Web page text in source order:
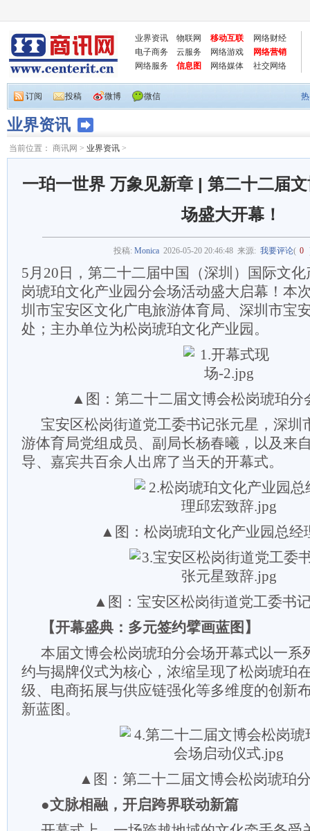
业界资讯 物联网 移动互联
网络财经
电子商务
云服务 网络游戏
网络营销
网络服务
信息图 网络媒体 社交网络
订阅 投稿 微博 微信
业界资讯
当前位置： 商讯网 > 业界资讯 >
一珀一世界 万象见新章 | 第二十二届
场盛大开幕！
投稿: Monica 2026-05-20 20:46:48来源: 我要评论( 0
5月20日，第二十二届中国（深圳）国际文
岗琥珀文化产业园分会场活动盛大启幕！本
圳市宝安区文化广电旅游体育局、深圳市宝
处；主办单位为松岗琥珀文化产业园。
▲图：第二十二届文博会松岗琥珀分
宝安区松岗街道党工委书记张元星，深圳
游体育局党组成员、副局长杨春曦，以及来
导、嘉宾共百余人出席了当天的开幕式。
▲图：松岗琥珀文化产业园总经
▲图：宝安区松岗街道党工委书
【开幕盛典：多元签约擘画蓝图】
本届文博会松岗琥珀分会场开幕式以一系
约与揭牌仪式为核心，浓缩呈现了松岗琥珀
级、电商拓展与供应链强化等多维度的创新
新蓝图。
▲图：第二十二届文博会松岗琥珀
●文脉相融，开启跨界联动新篇